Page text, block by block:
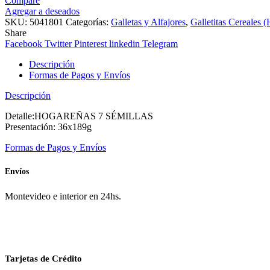
189g
cantidad
Agregar a deseados
SKU: 5041801 Categorías: Galletas y Alfajores, Galletitas Cereales
Share
Facebook Twitter Pinterest linkedin Telegram
Descripción
Formas de Pagos y Envíos
Descripción
Detalle:HOGAREÑAS 7 SÉMILLAS
Presentación: 36x189g
Formas de Pagos y Envíos
Envíos
Montevideo e interior en 24hs.
Tarjetas de Crédito